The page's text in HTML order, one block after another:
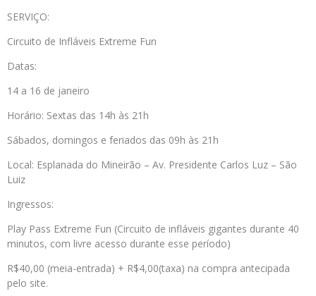
SERVIÇO:
Circuito de Infláveis Extreme Fun
Datas:
14 a 16 de janeiro
Horário: Sextas das 14h às 21h
Sábados, domingos e feriados das 09h às 21h
Local: Esplanada do Mineirão – Av. Presidente Carlos Luz – São
Luiz
Ingressos:
Play Pass Extreme Fun (Circuito de infláveis gigantes durante 40
minutos, com livre acesso durante esse período)
R$40,00 (meia-entrada) + R$4,00(taxa) na compra antecipada
pelo site.